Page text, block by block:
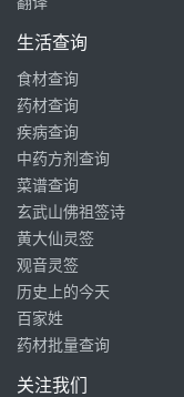
生活查询
食材查询
药材查询
疾病查询
中药方剂查询
菜谱查询
玄武山佛祖签诗
黄大仙灵签
观音灵签
历史上的今天
百家姓
药材批量查询
关注我们